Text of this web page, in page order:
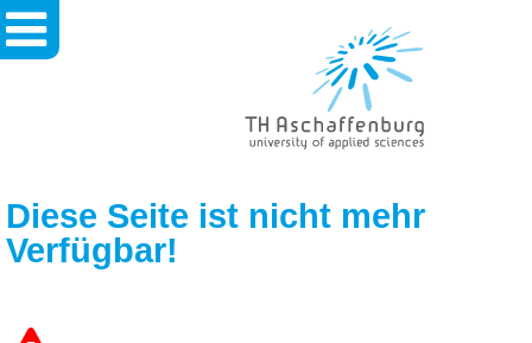
Aschaffenburg
Of
Applied
Diese Seite ist nicht mehr
Verfügbar!